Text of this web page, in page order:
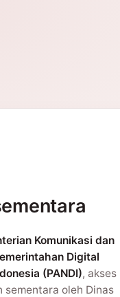
Komunikasi dan
Digital
(PANDI), akses
sementara oleh Dinas